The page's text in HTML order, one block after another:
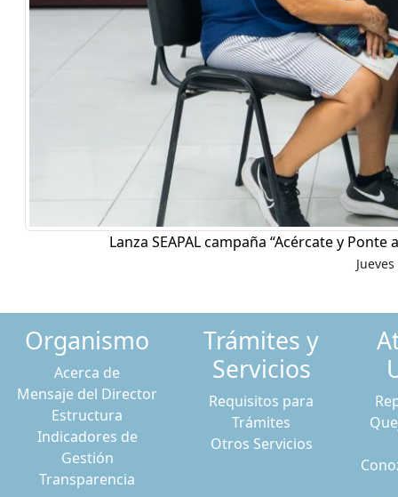
Lanza SEAPAL campaña “Acércate y
Organismo
Acerca de
Mensaje del Director
Estructura
Indicadores de
Gestión
Transparencia
Trámites y
Servicios
Requisitos para
Trámites
Otros Servicios